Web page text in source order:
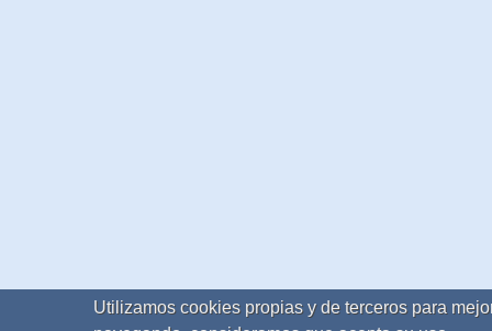
Utilizamos cookies propias y de terceros para